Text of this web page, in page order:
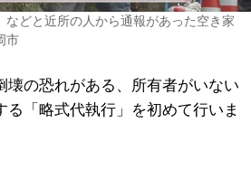
などと近所の人から通報があった空き家
市
の恐れがある、所有者がいない
る「略式代執行」を初めて行いま